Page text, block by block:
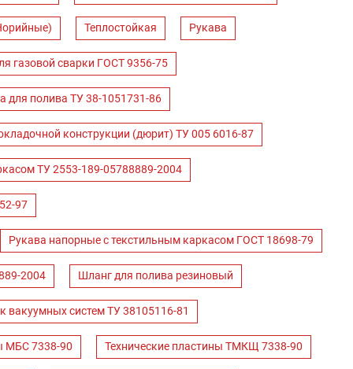
Теплостойкая Рукава
газовой сварки ГОСТ 9356-75
для полива ТУ 38-1051731-86
конструкции (дюрит) ТУ 005 6016-87
ТУ 2553-189-05788889-2004
97
Рукава напорные с текстильным каркасом ГОСТ 18698-79
2004 Шланг для полива резиновый
вакуумных систем ТУ 38105116-81
МБС 7338-90 Технические пластины ТМКЩ 7338-90